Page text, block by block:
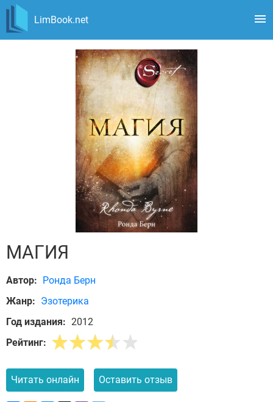
LimBook.net
МАГИЯ
Автор: Ронда Берн
Жанр: Эзотерика
Год издания: 2012
Рейтинг:
Читать онлайн Оставить отзыв